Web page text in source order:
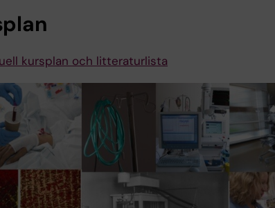
kursplan och litteraturlista